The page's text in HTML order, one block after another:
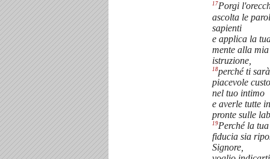
17Porgi
ascolta le
sapienti
e applica la
mente alla mia
istruzione,
18perché ti sarà
piacevole
nel tuo intimo
e averle tutte
pronte sulle
19Perché la tua
fiducia sia
Signore,